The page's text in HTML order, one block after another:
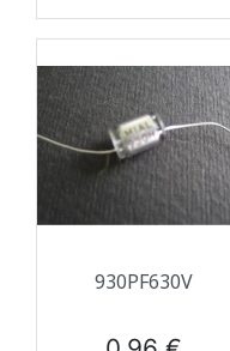
930PF630V
Prix